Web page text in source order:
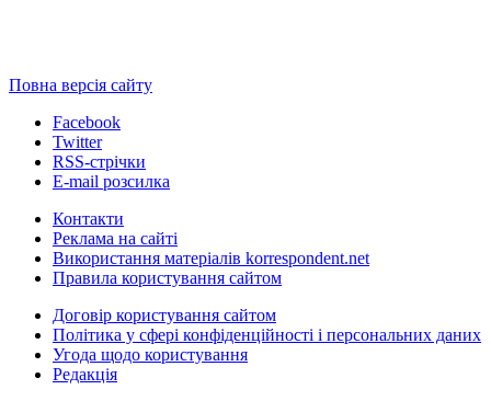
Повна версія сайту
Facebook
Twitter
RSS-стрічки
E-mail розсилка
Контакти
Реклама на сайті
Використання матеріалів korrespondent.net
Правила користування сайтом
Договір користування сайтом
Політика у сфері конфіденційності і персональних даних
Угода щодо користування
Редакція